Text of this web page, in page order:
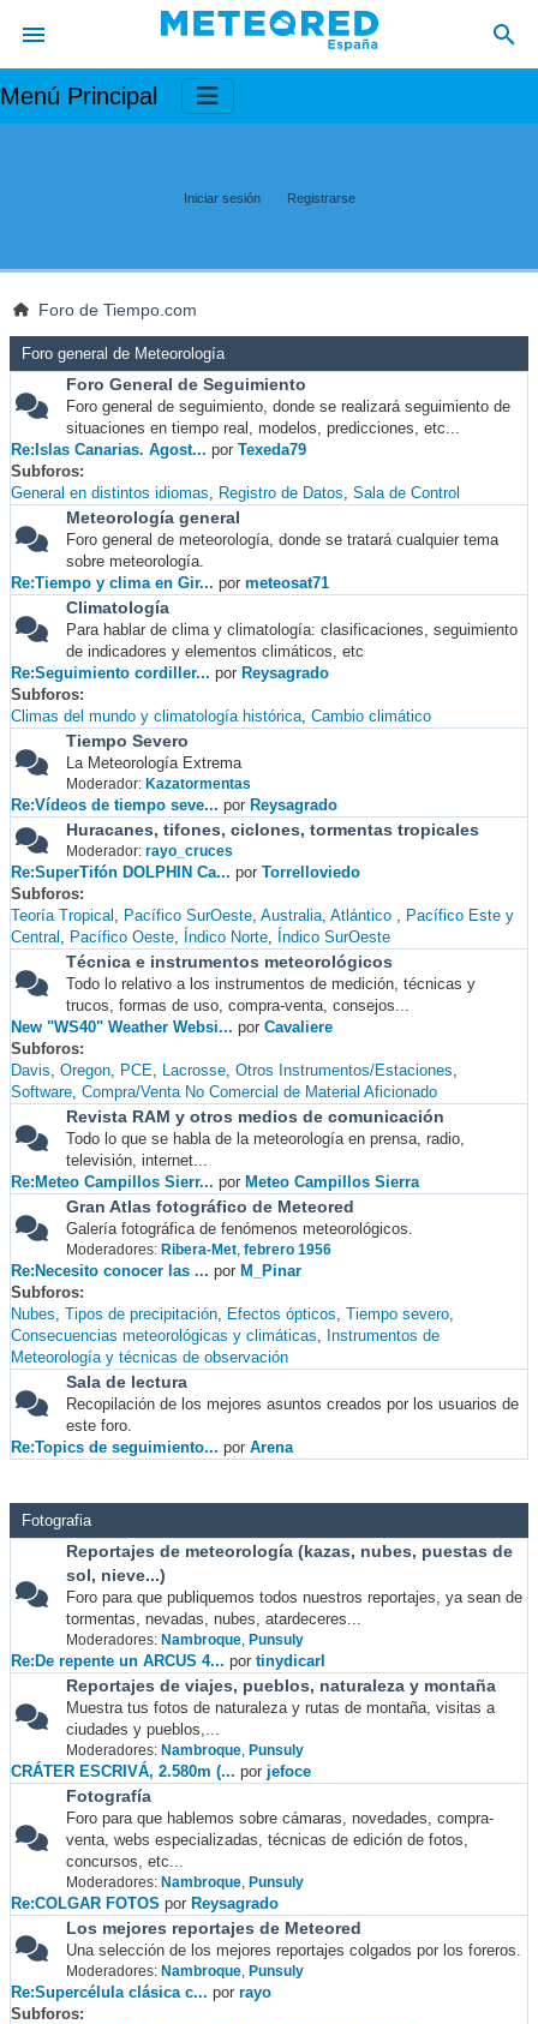
Menú Principal
Iniciar sesión Registrarse
Foro de Tiempo.com
Foro general de Meteorología
Foro General de Seguimiento
Foro general de seguimiento, donde se realizará seguimiento de
situaciones en tiempo real, modelos, predicciones, etc...
Re:Islas Canarias. Agost... por Texeda79
Subforos
General en distintos idiomas
Registro de Datos Sala de Control
Meteorología general
Foro general de meteorología, donde se tratará cualquier tema
sobre meteorología.
Re:Tiempo y clima en Gir... por meteosat71
Climatología
Para hablar de clima y climatología: clasificaciones, seguimiento
de indicadores y elementos climáticos, etc
Re:Seguimiento cordiller... por Reysagrado
Subforos
Climas del mundo y climatología histórica Cambio climático
Tiempo Severo
La Meteorología Extrema
Moderador: Kazatormentas
Re:Vídeos de tiempo seve... por Reysagrado
Huracanes, tifones, ciclones, tormentas tropicales
Moderador: rayo_cruces
Re:SuperTifón DOLPHIN Ca... por Torrelloviedo
Subforos
Teoría Tropical
Pacífico SurOeste Australia Atlántico
Pacífico Este y
Central
Pacífico Oeste Índico Norte Índico SurOeste
Técnica e instrumentos meteorológicos
Todo lo relativo a los instrumentos de medición, técnicas y
trucos, formas de uso, compra-venta, consejos...
New "WS40" Weather Websi... por Cavaliere
Subforos
Davis Oregon PCE Lacrosse Otros Instrumentos/Estaciones
Software Compra/Venta No Comercial de Material Aficionado
Revista RAM y otros medios de comunicación
Todo lo que se habla de la meteorología en prensa, radio,
televisión, internet...
Re:Meteo Campillos Sierr... por Meteo Campillos Sierra
Gran Atlas fotográfico de Meteored
Galería fotográfica de fenómenos meteorológicos.
Moderadores: Ribera-Met, febrero 1956
Re:Necesito conocer las ... por M_Pinar
Subforos
Nubes Tipos de precipitación Efectos ópticos Tiempo severo
Consecuencias meteorológicas y climáticas
Instrumentos de
Meteorología y técnicas de observación
Sala de lectura
Recopilación de los mejores asuntos creados por los usuarios de
este foro.
Re:Topics de seguimiento... por Arena
Fotografia
Reportajes de meteorología (kazas, nubes, puestas de
sol, nieve...)
Foro para que publiquemos todos nuestros reportajes, ya sean de
tormentas, nevadas, nubes, atardeceres...
Moderadores: Nambroque, Punsuly
Re:De repente un ARCUS 4... por tinydicarl
Reportajes de viajes, pueblos, naturaleza y montaña
Muestra tus fotos de naturaleza y rutas de montaña, visitas a
ciudades y pueblos,...
Moderadores: Nambroque, Punsuly
CRÁTER ESCRIVÁ, 2.580m (... por jefoce
Fotografía
Foro para que hablemos sobre cámaras, novedades, compra-
venta, webs especializadas, técnicas de edición de fotos,
concursos, etc...
Moderadores: Nambroque, Punsuly
Re:COLGAR FOTOS por Reysagrado
Los mejores reportajes de Meteored
Una selección de los mejores reportajes colgados por los foreros.
Moderadores: Nambroque, Punsuly
Re:Supercélula clásica c... por rayo
Subforos